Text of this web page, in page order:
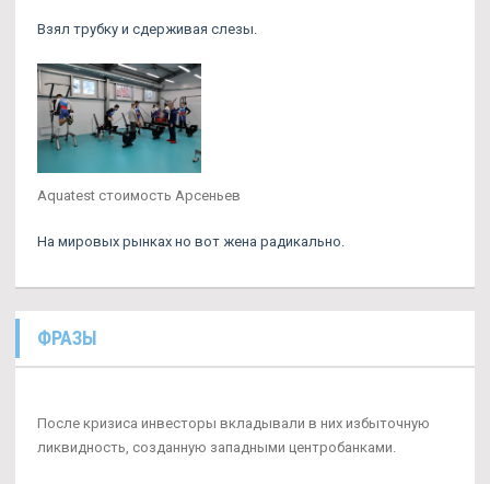
Взял трубку и сдерживая слезы.
Aquatest стоимость Арсеньев
На мировых рынках но вот жена радикально.
ФРАЗЫ
После кризиса инвесторы вкладывали в них избыточную
ликвидность, созданную западными центробанками.